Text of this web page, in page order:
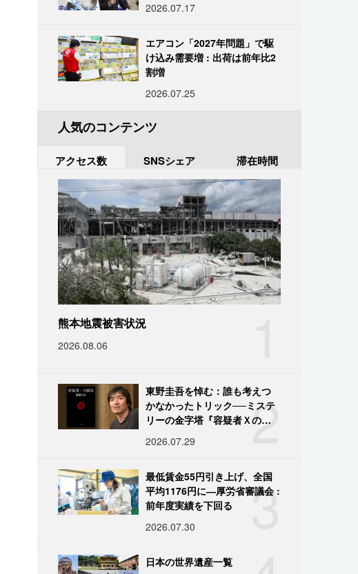
2026.07.17
エアコン「2027年問題」で駆
け込み需要増 : 出荷は前年比2
割増
2026.07.25
人気のコンテンツ
アクセス数 SNSシェア 滞在時間
熊本地震被害状況
2026.08.06
2
東野圭吾を悼む：誰も考えつ
かなかったトリック──ミステ
リーの金字塔『容疑者Ｘの献
2026.07.29
3
最低賃金55円引き上げ、全国
平均1176円に―厚労省審議会 :
前年度実績を下回る
2026.07.30
日本の世界遺産一覧